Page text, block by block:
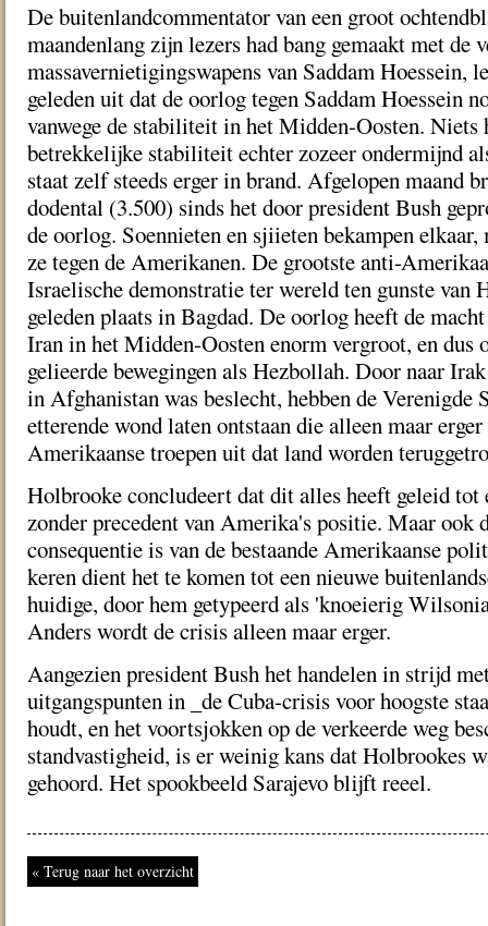
De buitenlandcommentator van een groot
maandenlang zijn lezers had bang gemaakt met de
massavernietigingswapens van Saddam Hoessein,
geleden uit dat de oorlog tegen Saddam Hoessein
vanwege de stabiliteit in het Midden-Oosten. Niets
betrekkelijke stabiliteit echter zozeer ondermijnd
staat zelf steeds erger in brand. Afgelopen maand
dodental (3.500) sinds het door president Bush
de oorlog. Soennieten en sjiieten bekampen elkaar,
ze tegen de Amerikanen. De grootste anti-
Israelische demonstratie ter wereld ten gunste van
geleden plaats in Bagdad. De oorlog heeft de
Iran in het Midden-Oosten enorm vergroot, en dus
gelieerde bewegingen als Hezbollah. Door naar
in Afghanistan was beslecht, hebben de Verenigde
etterende wond laten ontstaan die alleen maar
Amerikaanse troepen uit dat land worden
Holbrooke concludeert dat dit alles heeft geleid tot
zonder precedent van Amerika's positie. Maar ook
consequentie is van de bestaande Amerikaanse
keren dient het te komen tot een nieuwe
huidige, door hem getypeerd als 'knoeierig
Anders wordt de crisis alleen maar erger.
Aangezien president Bush het handelen in strijd
uitgangspunten in _de Cuba-crisis voor hoogste
houdt, en het voortsjokken op de verkeerde weg
standvastigheid, is er weinig kans dat Holbrookes
gehoord. Het spookbeeld Sarajevo blijft reeel.
« Terug naar het overzicht